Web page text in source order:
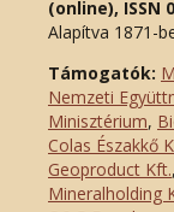
(online), ISSN
Alapítva 1871-
Támogatók:
Nemzeti
Minisztérium,
Colas Északkő
Geoproduct Kft.,
Mineralholding